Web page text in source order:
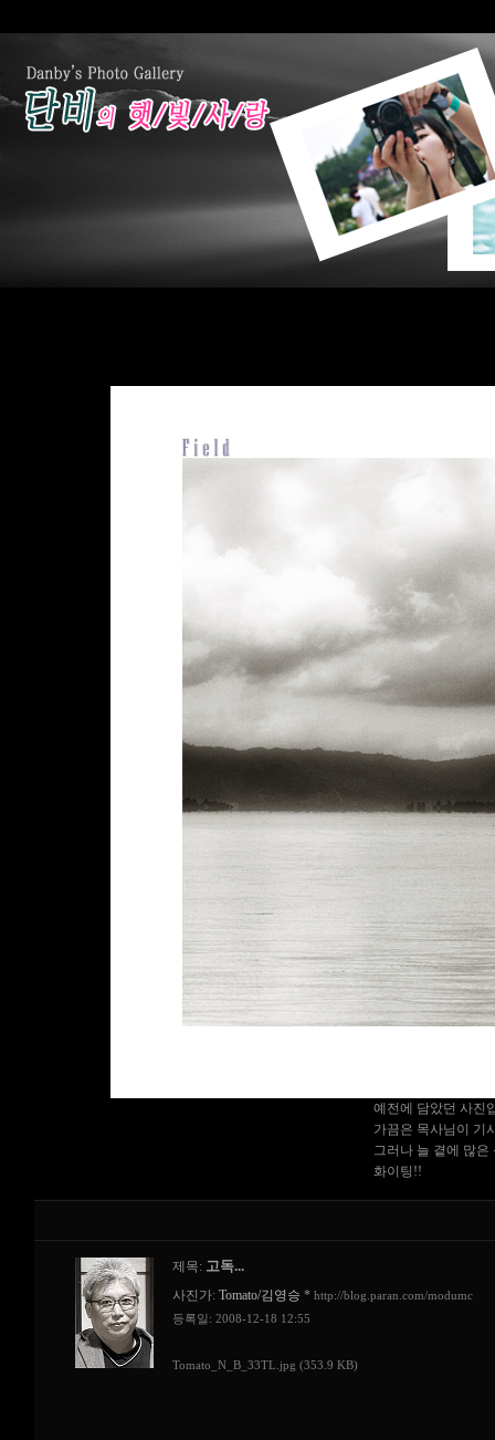
예전에 담았던 사진
가끔은 목사님이 기
그러나 늘 곁에 많
화이팅!!
제목: 고독...
사진가:Tomato/김영승 *http://blog.paran.com/modumc
등록일: 2008-12-18 12:55
Tomato_N_B_33TL.jpg (353.9 KB)